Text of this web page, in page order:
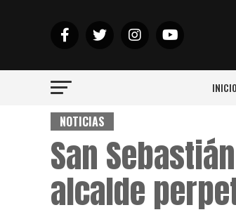
INICIO
NOTICIAS
San
alcalde